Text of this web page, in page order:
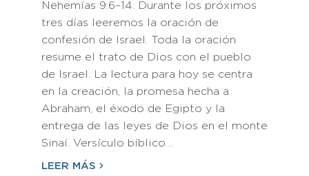
Nehemías 9:6–14: Durante los próximos
tres días leeremos la oración de
confesión de Israel. Toda la oración
resume el trato de Dios con el pueblo
de Israel. La lectura para hoy se centra
en la creación, la promesa hecha a
Abraham, el éxodo de Egipto y la
entrega de las leyes de Dios en el monte
Sinaí. Versículo bíblico…
LEER MÁS